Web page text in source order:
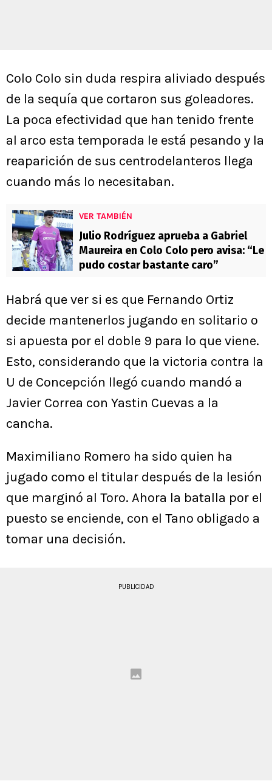
Colo Colo sin duda respira aliviado después
de la sequía que cortaron sus goleadores.
La poca efectividad que han tenido frente
al arco esta temporada le está pesando y la
reaparición de sus centrodelanteros llega
cuando más lo necesitaban.
VER TAMBIÉN
Julio Rodríguez aprueba a Gabriel
Maureira en Colo Colo pero avisa: “Le
pudo costar bastante caro”
Habrá que ver si es que Fernando Ortiz
decide mantenerlos jugando en solitario o
si apuesta por el doble 9 para lo que viene.
Esto, considerando que la victoria contra la
U de Concepción llegó cuando mandó a
Javier Correa con Yastin Cuevas a la
cancha.
Maximiliano Romero ha sido quien ha
jugado como el titular después de la lesión
que marginó al Toro. Ahora la batalla por el
puesto se enciende, con el Tano obligado a
tomar una decisión.
PUBLICIDAD